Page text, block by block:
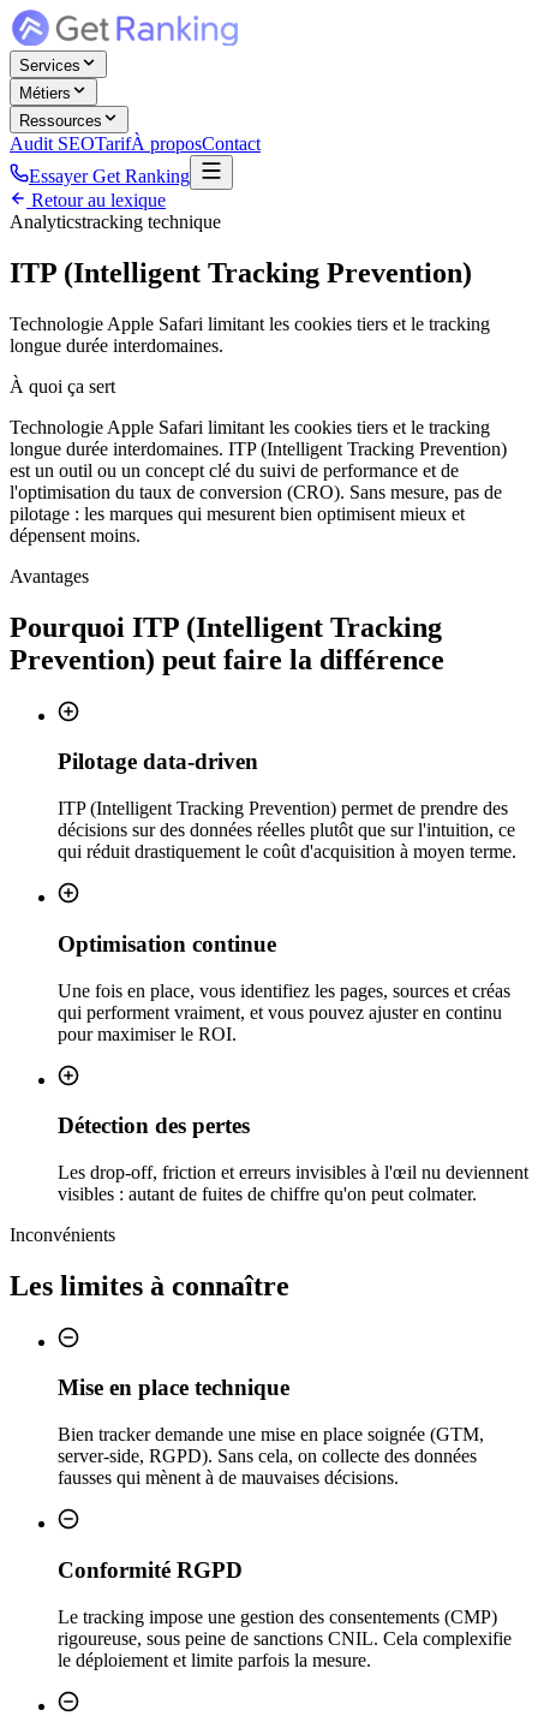
Services
Métiers
Ressources
Audit SEOTarifÀ proposContact
Essayer Get Ranking
Retour au lexique
Analyticstracking technique
ITP (Intelligent Tracking Prevention)
Technologie Apple Safari limitant les cookies tiers et le tracking
longue durée interdomaines.
À quoi ça sert
Technologie Apple Safari limitant les cookies tiers et le tracking
longue durée interdomaines. ITP (Intelligent Tracking Prevention)
est un outil ou un concept clé du suivi de performance et de
l'optimisation du taux de conversion (CRO). Sans mesure, pas de
pilotage : les marques qui mesurent bien optimisent mieux et
dépensent moins.
Avantages
Pourquoi ITP (Intelligent Tracking
Prevention) peut faire la différence
Pilotage data-driven
ITP (Intelligent Tracking Prevention) permet de prendre des
décisions sur des données réelles plutôt que sur l'intuition, ce
qui réduit drastiquement le coût d'acquisition à moyen terme.
Optimisation continue
Une fois en place, vous identifiez les pages, sources et créas
qui performent vraiment, et vous pouvez ajuster en continu
pour maximiser le ROI.
Détection des pertes
Les drop-off, friction et erreurs invisibles à l'œil nu deviennent
visibles : autant de fuites de chiffre qu'on peut colmater.
Inconvénients
Les limites à connaître
Mise en place technique
Bien tracker demande une mise en place soignée (GTM,
server-side, RGPD). Sans cela, on collecte des données
fausses qui mènent à de mauvaises décisions.
Conformité RGPD
Le tracking impose une gestion des consentements (CMP)
rigoureuse, sous peine de sanctions CNIL. Cela complexifie
le déploiement et limite parfois la mesure.